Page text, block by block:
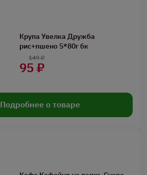
Крупа Увелка Дружба
рис+пшено 5*80г бк
95 ₽
149 ₽
Подробнее о товаре